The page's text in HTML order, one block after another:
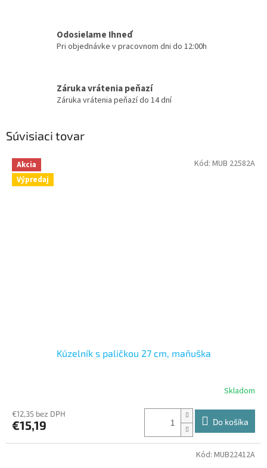
Odosielame Ihneď
Pri objednávke v pracovnom dni do 12:00h
Záruka vrátenia peňazí
Záruka vrátenia peňazí do 14 dní
Súvisiaci tovar
Akcia
Výpredaj
Kúzelník s paličkou 27 cm, maňuška
Skladom
€12,35 bez DPH
€15,19 Do košíka
Kód: MUB 22582A
Kód: MUB22412A